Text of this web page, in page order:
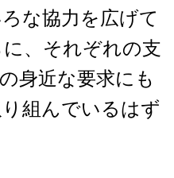
な協力を広げて
、それぞれの支
身近な要求にも
組んでいるはず